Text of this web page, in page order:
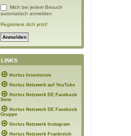
Mich bei jedem Besuch
automatisch anmelden
Registriere dich jetzt!
LINKS
Hortus Insectorum
Hortus Netzwerk auf YouTube
Hortus Netzwerk DE Facebook
Seite
Hortus Netzwerk DE Facebook
Gruppe
Hortus Netzwerk Instagram
Hortus Netzwerk Frankreich